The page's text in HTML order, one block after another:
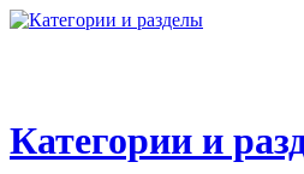
Категории и